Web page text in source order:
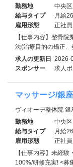
勤務地
中央
給与タイプ
月給
雇用形態
正社員
【仕事内容】整骨
法(治療目的の矯正
求人の更新日 2026-
スポンサー
求人
マッサージ/銀
ヴィオーデ整体院 銀
勤務地
中央
給与タイプ
月給
雇用形態
正社員
【仕事内容】未経
100%/研修充実! <募